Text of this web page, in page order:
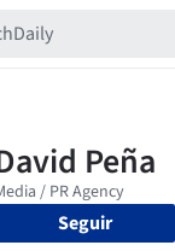
Seguir